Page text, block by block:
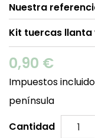
Nuestra
Kit tuercas llanta
0,90 €
Impuestos
península
Cantidad